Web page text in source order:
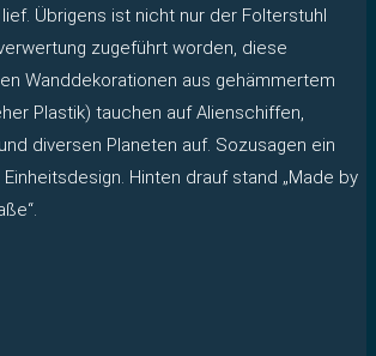
Übrigens ist nicht nur der Folterstuhl
zugeführt worden, diese
Wanddekorationen aus gehämmertem
Plastik) tauchen auf Alienschiffen,
diversen Planeten auf. Sozusagen ein
Hinten drauf stand „Made by